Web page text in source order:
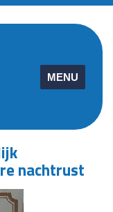
MENU
nachtrust